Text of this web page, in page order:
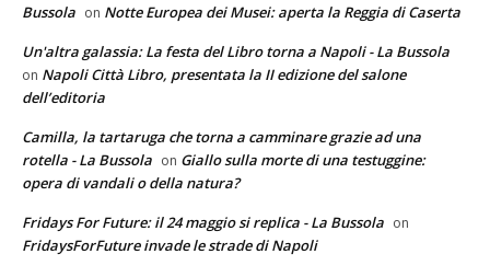
Bussola on Notte Europea dei Musei: aperta la Reggia di Caserta
Un'altra galassia: La festa del Libro torna a Napoli - La Bussola
on Napoli Città Libro, presentata la II edizione del salone
dell’editoria
Camilla, la tartaruga che torna a camminare grazie ad una
rotella - La Bussola on Giallo sulla morte di una testuggine:
opera di vandali o della natura?
Fridays For Future: il 24 maggio si replica - La Bussola on
FridaysForFuture invade le strade di Napoli